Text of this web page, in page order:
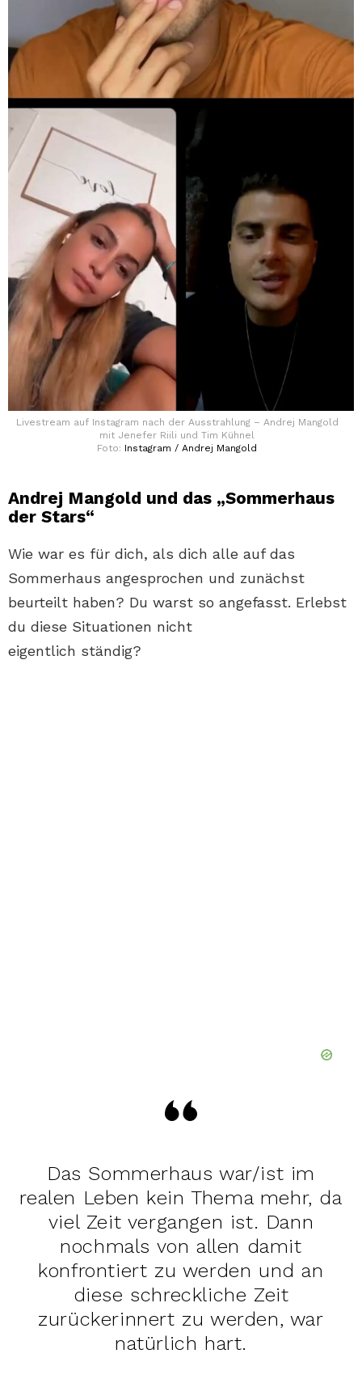
Livestream auf Instagram nach der Ausstrahlung – Andrej Mangold
mit Jenefer Riili und Tim Kühnel
Foto: Instagram / Andrej Mangold
Andrej Mangold und das „Sommerhaus
der Stars“
Wie war es für dich, als dich alle auf das
Sommerhaus angesprochen und zunächst
beurteilt haben? Du warst so angefasst. Erlebst
du diese Situationen nicht
eigentlich ständig?
Das Sommerhaus war/ist im
realen Leben kein Thema mehr, da
viel Zeit vergangen ist. Dann
nochmals von allen damit
konfrontiert zu werden und an
diese schreckliche Zeit
zurückerinnert zu werden, war
natürlich hart.